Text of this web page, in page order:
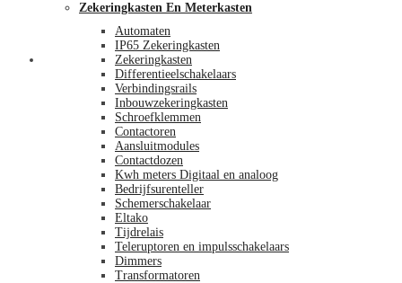
Zekeringkasten En Meterkasten
Automaten
IP65 Zekeringkasten
Zekeringkasten
Differentieelschakelaars
Verbindingsrails
Inbouwzekeringkasten
Schroefklemmen
Contactoren
Aansluitmodules
Contactdozen
Kwh meters Digitaal en analoog
Bedrijfsurenteller
Schemerschakelaar
Eltako
Tijdrelais
Teleruptoren en impulsschakelaars
Dimmers
Transformatoren